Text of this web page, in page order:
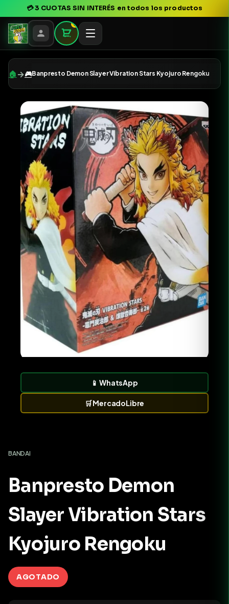
💳3 CUOTAS SIN INTERÉS en todos los productos
0
🏠 →🎮Banpresto Demon Slayer Vibration Stars Kyojuro Rengoku
📱WhatsApp
🛒MercadoLibre
BANDAI
Banpresto Demon
Slayer Vibration Stars
Kyojuro Rengoku
AGOTADO